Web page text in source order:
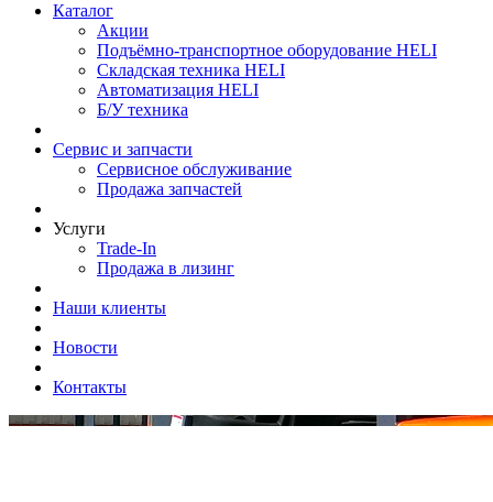
Каталог
Акции
Подъёмно-транспортное оборудование HELI
Складская техника HELI
Автоматизация HELI
Б/У техника
Сервис и запчасти
Сервисное обслуживание
Продажа запчастей
Услуги
Trade-In
Продажа в лизинг
Наши клиенты
Новости
Контакты